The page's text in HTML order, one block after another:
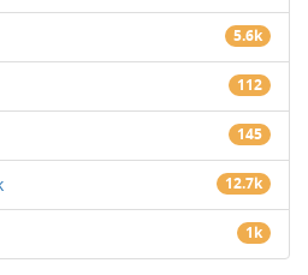
5.6k
112
145
12.7k
1k